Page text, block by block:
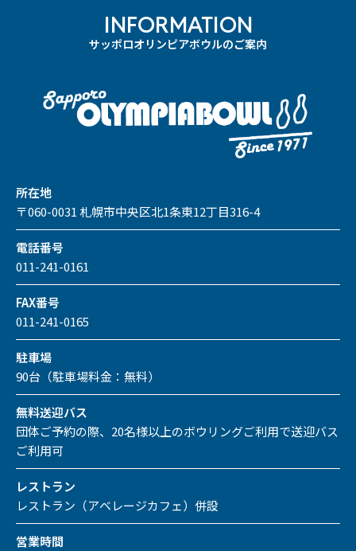
INFORMATION
サッポロオリンピアボウルのご案内
所在地
〒060-0031 札幌市中央区北1条東12丁目316-4
電話番号
011-241-0161
FAX番号
011-241-0165
駐車場
90台（駐車場料金：無料）
無料送迎バス
団体ご予約の際、20名様以上のボウリングご利用で送迎バス
ご利用可
レストラン
レストラン（アベレージカフェ）併設
営業時間